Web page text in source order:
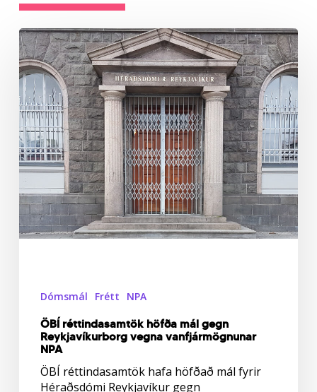
ÖBÍ
réttindasamtök
höfða
mál
gegn
Reykjavíkurborg
vegna
vanfjármögnunar
NPA
Dómsmál Frétt NPA
ÖBÍ réttindasamtök höfða mál gegn
Reykjavíkurborg vegna vanfjármögnunar
NPA
ÖBÍ réttindasamtök hafa höfðað mál fyrir
Héraðsdómi Reykjavíkur gegn